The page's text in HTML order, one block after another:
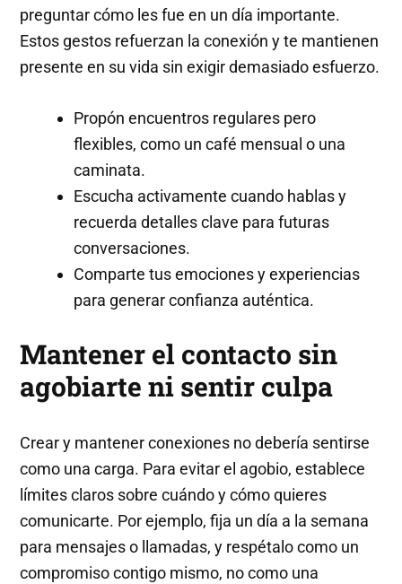
preguntar cómo les fue en un día importante.
Estos gestos refuerzan la conexión y te mantienen
presente en su vida sin exigir demasiado esfuerzo.
Propón encuentros regulares pero
flexibles, como un café mensual o una
caminata.
Escucha activamente cuando hablas y
recuerda detalles clave para futuras
conversaciones.
Comparte tus emociones y experiencias
para generar confianza auténtica.
Mantener el contacto sin
agobiarte ni sentir culpa
Crear y mantener conexiones no debería sentirse
como una carga. Para evitar el agobio, establece
límites claros sobre cuándo y cómo quieres
comunicarte. Por ejemplo, fija un día a la semana
para mensajes o llamadas, y respétalo como un
compromiso contigo mismo, no como una